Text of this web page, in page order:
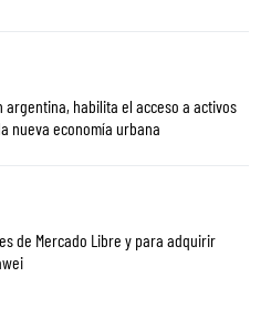
el acceso a activos
nueva economía urbana
de Mercado Libre y para adquirir